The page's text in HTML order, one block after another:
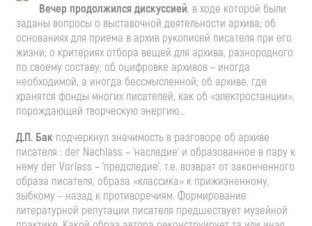
Вечер продолжился дискуссией, в ходе которой были
заданы вопросы о выставочной деятельности архива; об
основаниях для приема в архив рукописей писателя при его
жизни; о критериях отбора вещей для архива, разнородного
по своему составу; об оцифровке архивов – иногда
необходимой, а иногда бессмысленной; об архиве, где
хранятся фонды многих писателей, как об «электростанции»,
порождающей творческую энергию…
Д.П. Бак подчеркнул значимость в разговоре об архиве
писателя : der Nachlass – ‘наследие’ и образованное в пару к
нему der Vorlass – ‘предследие’, т.е. возврат от законченного
образа писателя, образа «классика» к прижизненному,
зыбкому – назад к противоречиям. Формирование
литературной репутации писателя предшествует музейной